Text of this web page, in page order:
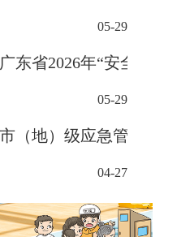
05-29
强调 提高隐患排查整治质效 牢牢守住安全发
广东省2026年“安全生产
05-29
坛”和“安全校园·2026”地震应急演练在江西南
市（地）级应急管理局局长
04-27